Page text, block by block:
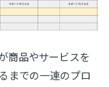
商品やサービスを
までの一連のプロ